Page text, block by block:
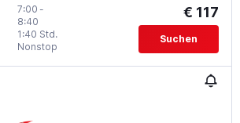
7:00 -
8:40
Nonstop
1:40 Std.
€ 117
Suchen